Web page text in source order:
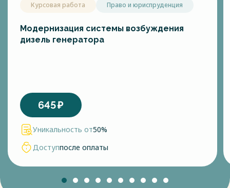
Курсовая работа Право и юриспруденция
Модернизация системы возбуждения
дизель генератора
645₽
Уникальность от50%
Доступпосле оплаты